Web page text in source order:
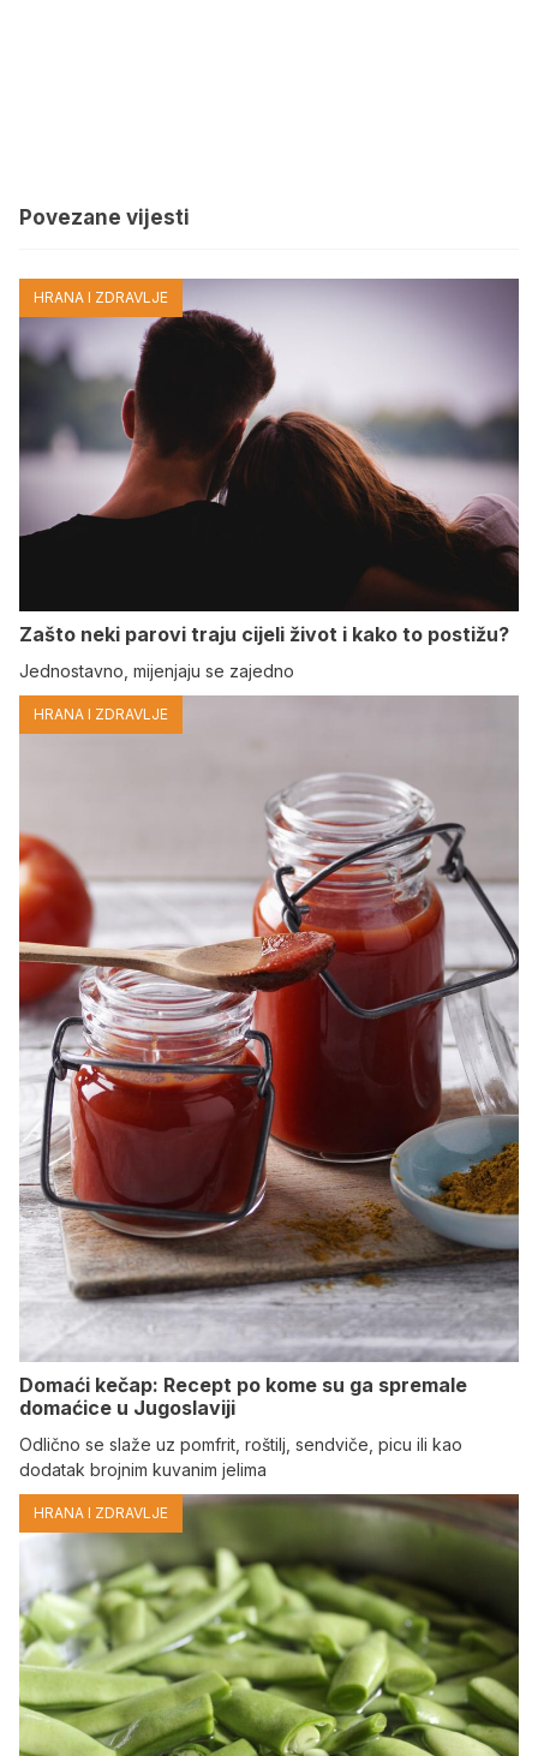
Povezane vijesti
HRANA I ZDRAVLJE
Zašto neki parovi traju cijeli život i kako to postižu?
Jednostavno, mijenjaju se zajedno
HRANA I ZDRAVLJE
Domaći kečap: Recept po kome su ga spremale
domaćice u Jugoslaviji
Odlično se slaže uz pomfrit, roštilj, sendviče, picu ili kao
dodatak brojnim kuvanim jelima
HRANA I ZDRAVLJE